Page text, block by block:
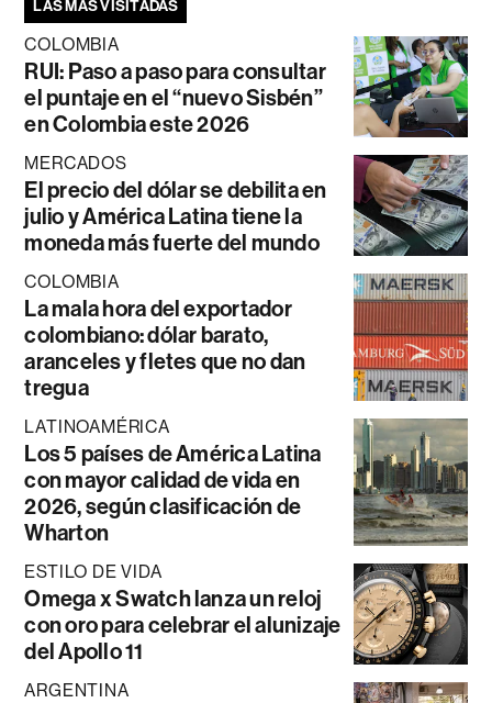
LAS MÁS VISITADAS
COLOMBIA
RUI: Paso a paso para consultar
el puntaje en el “nuevo Sisbén”
en Colombia este 2026
MERCADOS
El precio del dólar se debilita en
julio y América Latina tiene la
moneda más fuerte del mundo
COLOMBIA
La mala hora del exportador
colombiano: dólar barato,
aranceles y fletes que no dan
tregua
LATINOAMÉRICA
Los 5 países de América Latina
con mayor calidad de vida en
2026, según clasificación de
Wharton
ESTILO DE VIDA
Omega x Swatch lanza un reloj
con oro para celebrar el alunizaje
del Apollo 11
ARGENTINA